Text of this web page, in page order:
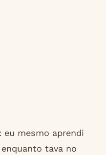
eu mesmo aprendi
tava no